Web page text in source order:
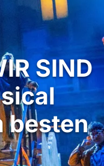
SIND
besten